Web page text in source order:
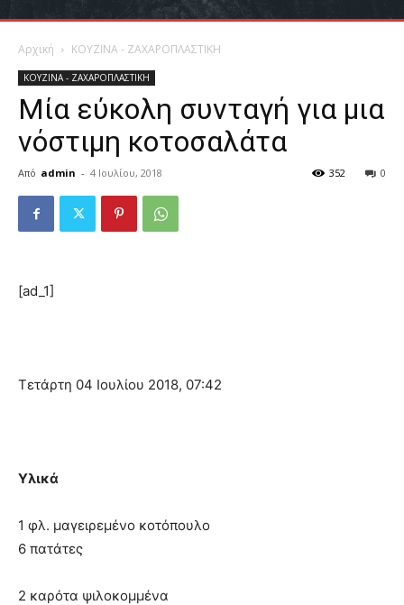
Αρχική ΚΟΥΖΙΝΑ - ΖΑΧΑΡΟΠΛΑΣΤΙΚΗ
ΚΟΥΖΙΝΑ - ΖΑΧΑΡΟΠΛΑΣΤΙΚΗ
Μία εύκολη συνταγή για μια
νόστιμη κοτοσαλάτα
Από admin - 4 Ιουλίου, 2018 0
352
[ad_1]
Τετάρτη 04 Ιουλίου 2018, 07:42
Υλικά
1 φλ. μαγειρεμένο κοτόπουλο
6 πατάτες
2 καρότα ψιλοκομμένα